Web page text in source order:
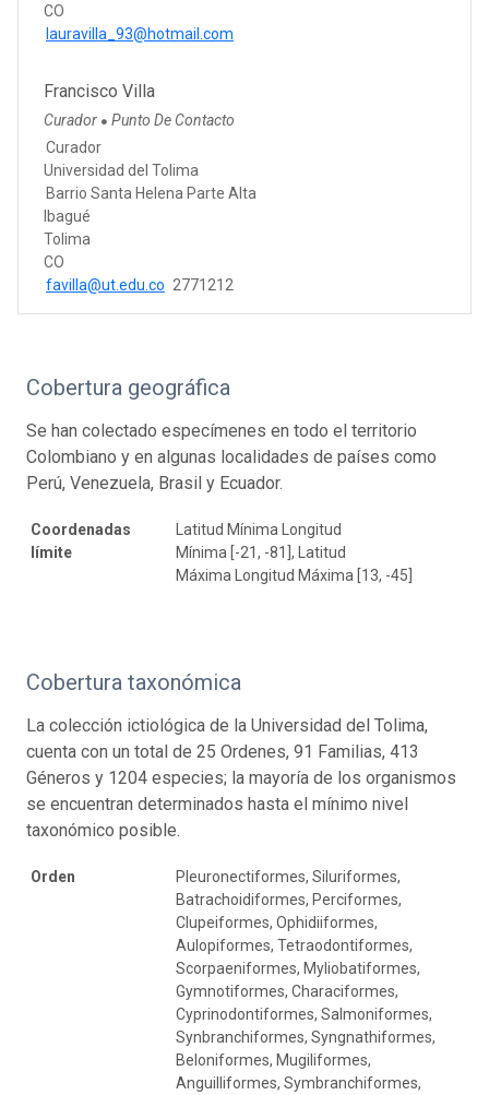
CO
lauravilla_93@hotmail.com
Francisco Villa
Curador ● Punto De Contacto
Curador
Universidad del Tolima
Barrio Santa Helena Parte Alta
Ibagué
Tolima
CO
favilla@ut.edu.co 2771212
Cobertura geográfica
Se han colectado especímenes en todo el territorio
Colombiano y en algunas localidades de países como
Perú, Venezuela, Brasil y Ecuador.
Coordenadas
límite
Latitud Mínima Longitud
Mínima [-21, -81], Latitud
Máxima Longitud Máxima [13, -45]
Cobertura taxonómica
La colección ictiológica de la Universidad del Tolima,
cuenta con un total de 25 Ordenes, 91 Familias, 413
Géneros y 1204 especies; la mayoría de los organismos
se encuentran determinados hasta el mínimo nivel
taxonómico posible.
Orden
Pleuronectiformes, Siluriformes,
Batrachoidiformes, Perciformes,
Clupeiformes, Ophidiiformes,
Aulopiformes, Tetraodontiformes,
Scorpaeniformes, Myliobatiformes,
Gymnotiformes, Characiformes,
Cyprinodontiformes, Salmoniformes,
Synbranchiformes, Syngnathiformes,
Beloniformes, Mugiliformes,
Anguilliformes, Symbranchiformes,